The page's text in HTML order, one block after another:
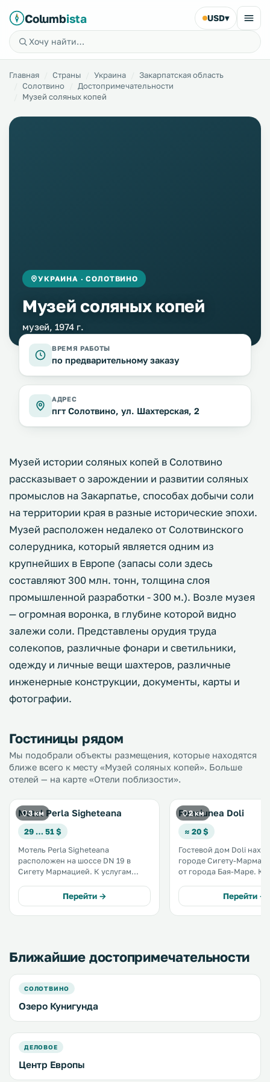
Columbista USD▾
Главная Страны Украина
Закарпатская область
Солотвино
Достопримечательности
Музей соляных копей
УКРАИНА · СОЛОТВИНО
Музей соляных копей
музей, 1974 г.
ВРЕМЯ РАБОТЫ
по предварительному заказу
АДРЕС
пгт Солотвино, ул. Шахтерская, 2
Музей истории соляных копей в Солотвино
рассказывает о зарождении и развитии соляных
промыслов на Закарпатье, способах добычи соли
на территории края в разные исторические эпохи.
Музей расположен недалеко от Солотвинского
солерудника, который является одним из
крупнейших в Европе (запасы соли здесь
составляют 300 млн. тонн, толщина слоя
промышленной разработки - 300 м.). Возле музея
— огромная воронка, в глубине которой видно
залежи соли. Представлены орудия труда
солекопов, различные фонари и светильники,
одежду и личные вещи шахтеров, различные
инженерные конструкции, документы, карты и
фотографии.
Гостиницы рядом
Мы подобрали объекты размещения, которые находятся
ближе всего к месту «Музей соляных копей». Больше
отелей — на карте «Отели поблизости».
3 км
Motel Perla Sigheteana
29 … 51 $
Мотель Perla Sigheteana
расположен на шоссе DN 19 в
Сигету Мармацией. К услугам
ресторан с террасой, бесплатный
Wi-Fi и бесплатная парковка. .
Перейти →
2 км
Pensiunea Doli
≈ 20 $
Гостевой дом Doli
городе Сигету-
от города Бая-Маре. К услугам
площадка и бар. На территории
обустроена бесплатная
парковка. .
Перейти →
Ближайшие достопримечательности
СОЛОТВИНО
Озеро Кунигунда
ДЕЛОВОЕ
Центр Европы